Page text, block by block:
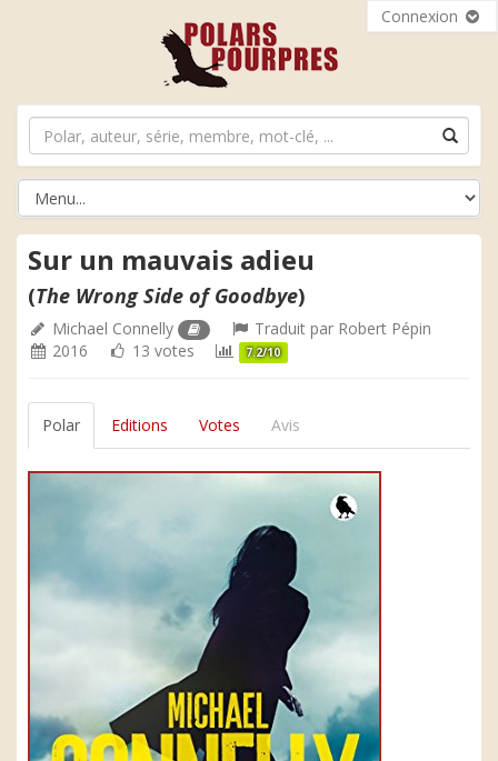
Connexion
Sur un mauvais adieu
(The Wrong Side of Goodbye)
Michael Connelly Traduit par Robert Pépin
2016
13 votes 7.2/10
Polar Editions Votes Avis